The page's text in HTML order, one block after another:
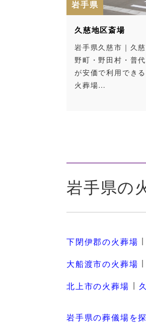
岩手県
久慈地区斎場
岩手県久慈市｜久
野町・野田村・普
が安価で利用でき
火葬場…
岩手県の
下閉伊郡の火葬場
大船渡市の火葬場
北上市の火葬場
岩手県の葬儀場を